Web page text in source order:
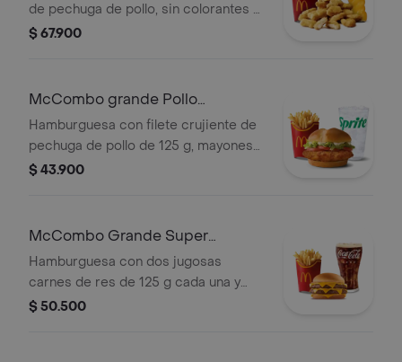
de pechuga de pollo, sin colorantes ni
conservantes artificiales.
$ 67.900
McCombo grande Pollo
McCrispy Deluxe
Hamburguesa con filete crujiente de
pechuga de pollo de 125 g, mayonesa
cremosa, lechuga fresca y tomate, en
grande a elección.
$ 43.900
McCombo Grande Super
Cheddar Lover
Hamburguesa con dos jugosas
carnes de res de 125 g cada una y
cinco quesos cremosos.
$ 50.500